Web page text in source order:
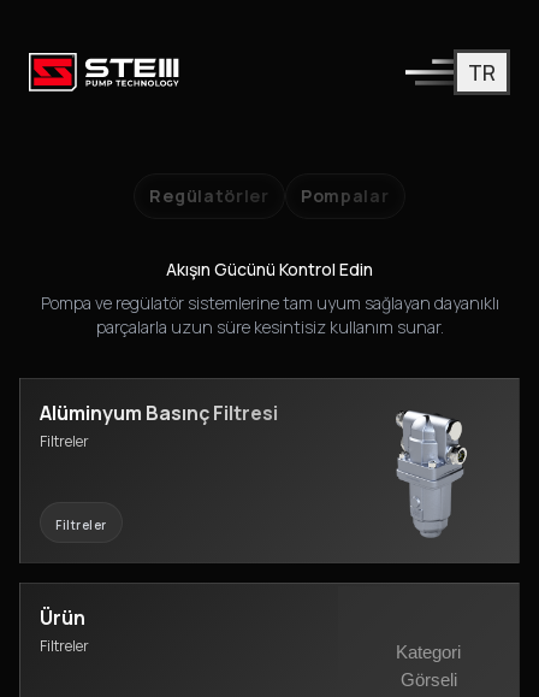
TR
Endüstriyel Yedek Parçaları
Pompa, regülatör ve valf gibi ana ürün gruplarımız için
Regülatörler Pompalar
Akışın Gücünü Kontrol Edin
Pompa ve regülatör sistemlerine tam uyum sağlayan dayanıklı
parçalarla uzun süre kesintisiz kullanım sunar.
Alüminyum Basınç Filtresi
Filtreler
Filtreler
Ürün
Filtreler